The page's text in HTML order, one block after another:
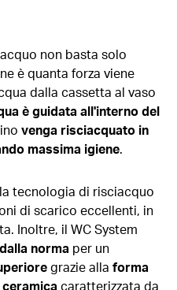
non basta solo
è quanta forza viene
dalla cassetta al vaso
è guidata all'interno del
venga risciacquato in
massima igiene.
tecnologia di risciacquo
di scarico eccellenti, in
Inoltre, il WC System
norma per un
grazie alla forma
caratterizzata da